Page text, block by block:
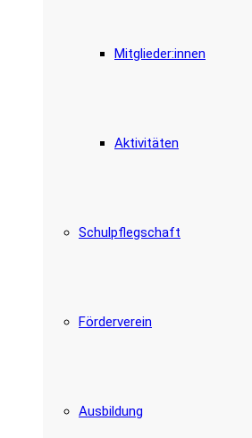
Mitglieder:innen
Aktivitäten
Schulpflegschaft
Förderverein
Ausbildung